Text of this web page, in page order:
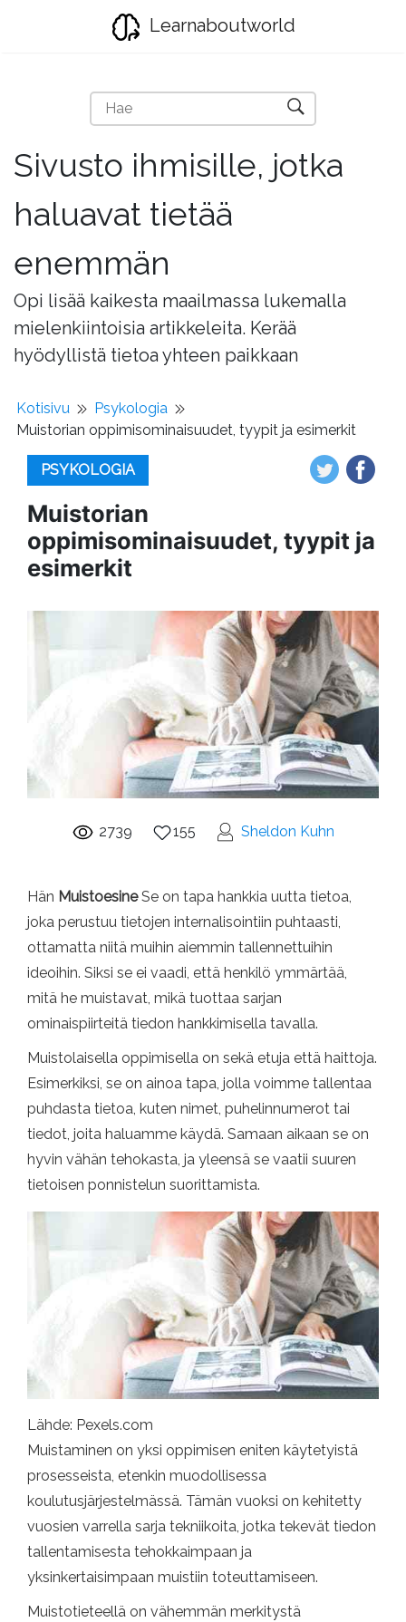
Learnaboutworld
Sivusto ihmisille, jotka
haluavat tietää
enemmän
Opi lisää kaikesta maailmassa lukemalla
mielenkiintoisia artikkeleita. Kerää
hyödyllistä tietoa yhteen paikkaan
Kotisivu
Psykologia
Muistorian oppimisominaisuudet, tyypit ja esimerkit
PSYKOLOGIA
Muistorian
oppimisominaisuudet, tyypit ja
esimerkit
2739 155 Sheldon Kuhn
Hän MuistoesineSe on tapa hankkia uutta tietoa,
joka perustuu tietojen internalisointiin puhtaasti,
ottamatta niitä muihin aiemmin tallennettuihin
ideoihin. Siksi se ei vaadi, että henkilö ymmärtää,
mitä he muistavat, mikä tuottaa sarjan
ominaispiirteitä tiedon hankkimisella tavalla.
Muistolaisella oppimisella on sekä etuja että haittoja.
Esimerkiksi, se on ainoa tapa, jolla voimme tallentaa
puhdasta tietoa, kuten nimet, puhelinnumerot tai
tiedot, joita haluamme käydä. Samaan aikaan se on
hyvin vähän tehokasta, ja yleensä se vaatii suuren
tietoisen ponnistelun suorittamista.
Lähde: Pexels.com
Muistaminen on yksi oppimisen eniten käytetyistä
prosesseista, etenkin muodollisessa
koulutusjärjestelmässä. Tämän vuoksi on kehitetty
vuosien varrella sarja tekniikoita, jotka tekevät tiedon
tallentamisesta tehokkaimpaan ja
yksinkertaisimpaan muistiin toteuttamiseen.
Muistotieteellä on vähemmän merkitystä